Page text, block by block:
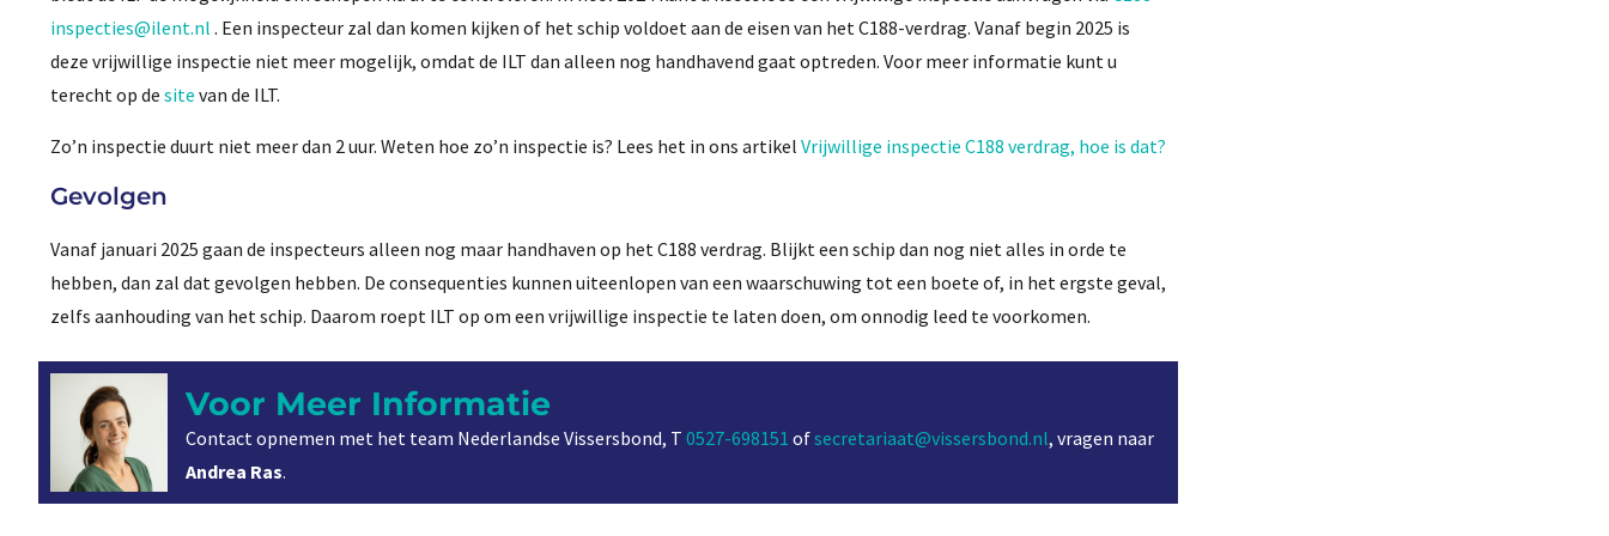
inspecties@ilent.nl . Een inspecteur zal dan komen kijken of het schip voldoet aan de eisen van het C188-verdrag. Vanaf begin 2025 is
deze vrijwillige inspectie niet meer mogelijk, omdat de ILT dan alleen nog handhavend gaat optreden. Voor meer informatie kunt u
terecht op de site van de ILT.
Zo’n inspectie duurt niet meer dan 2 uur. Weten hoe zo’n inspectie is? Lees het in ons artikel Vrijwillige inspectie C188 verdrag, hoe is dat?
Gevolgen
Vanaf januari 2025 gaan de inspecteurs alleen nog maar handhaven op het C188 verdrag. Blijkt een schip dan nog niet alles in orde te
hebben, dan zal dat gevolgen hebben. De consequenties kunnen uiteenlopen van een waarschuwing tot een boete of, in het ergste geval,
zelfs aanhouding van het schip. Daarom roept ILT op om een vrijwillige inspectie te laten doen, om onnodig leed te voorkomen.
Voor Meer Informatie
Contact opnemen met het team Nederlandse Vissersbond, T0527-698151 ofsecretariaat@vissersbond.nl, vragen naar
Andrea Ras.